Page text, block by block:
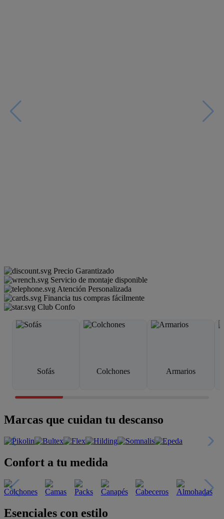
Precio Garantizado
Servicio de montaje disponible
Atención Personalizada
Financia tus compras fácilmente
Club Confo
Sofás Colchones Armarios
Marcas que cuidan tu descanso
Confort a tu medida
Esenciales con estilo